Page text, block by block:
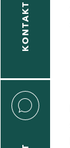
KONTAKT